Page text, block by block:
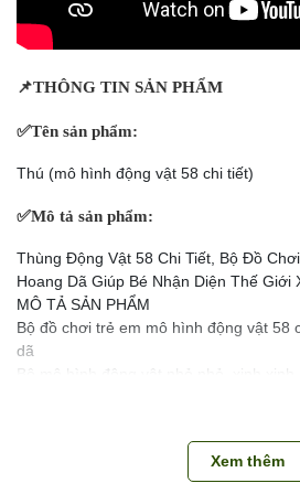
📌THÔNG TIN SẢN PHẨM
✅Tên sản phẩm:
Thú (mô hình động vật 58 chi tiết)
✅Mô tả sản phẩm:
Thùng Động Vật 58 Chi Tiết, Bộ Đồ
Hoang Dã Giúp Bé Nhận Diện Thế Giới
MÔ TẢ SẢN PHẨM
Bộ đồ chơi trẻ em mô hình động vật 58
dã
- Với một hộp mô hình động vật 58 con
+ 20 con vật to động vật thú từng
Xem thêm